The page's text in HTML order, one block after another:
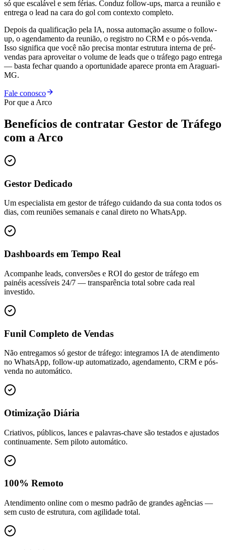
só que escalável e sem férias. Conduz follow-ups, marca a reunião e
entrega o lead na cara do gol com contexto completo.
Depois da qualificação pela IA, nossa automação assume o follow-
up, o agendamento da reunião, o registro no CRM e o pós-venda.
Isso significa que você não precisa montar estrutura interna de pré-
vendas para aproveitar o volume de leads que o tráfego pago entrega
— basta fechar quando a oportunidade aparece pronta em Araguari-
MG.
Fale conosco
Por que a Arco
Benefícios de contratar Gestor de Tráfego
com a Arco
Gestor Dedicado
Um especialista em gestor de tráfego cuidando da sua conta todos os
dias, com reuniões semanais e canal direto no WhatsApp.
Dashboards em Tempo Real
Acompanhe leads, conversões e ROI do gestor de tráfego em
painéis acessíveis 24/7 — transparência total sobre cada real
investido.
Funil Completo de Vendas
Não entregamos só gestor de tráfego: integramos IA de atendimento
no WhatsApp, follow-up automatizado, agendamento, CRM e pós-
venda no automático.
Otimização Diária
Criativos, públicos, lances e palavras-chave são testados e ajustados
continuamente. Sem piloto automático.
100% Remoto
Atendimento online com o mesmo padrão de grandes agências —
sem custo de estrutura, com agilidade total.